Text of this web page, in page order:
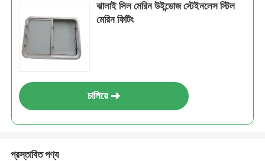
ঝালাই সিল মেরিন উইন্ডোজ স্টেইনলেস স্টিল
মেরিন ফিটিং
চালিয়ে
প্রস্তাবিত পণ্য